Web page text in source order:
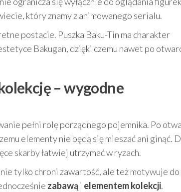
który znamy z animowanego serialu.
postacie. Puszka Baku-Tin ma charakter
Bakugan, dzięki czemu nawet po
– wygodne
pełni rolę porządnego pojemnika. Po
elementy nie będą się mieszać ani ginąć.
skarby łatwiej utrzymać w ryzach.
tylko chroni zawartość, ale też motywuje do
zabawąi elementem kolekcji.